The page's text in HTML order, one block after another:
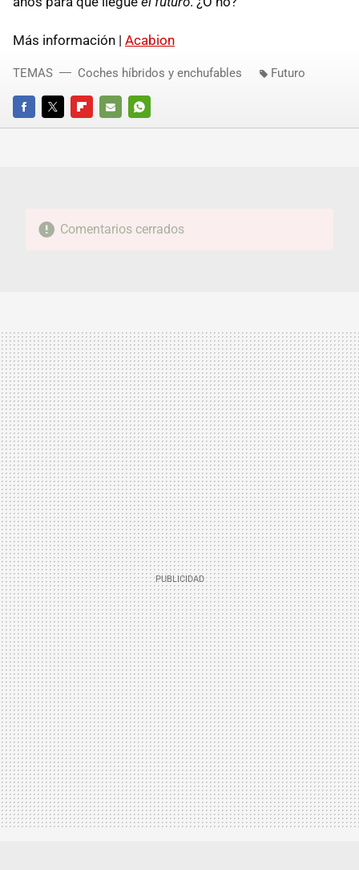
Más información | Acabion
FACEBOOKTWITTERFLIPBOARD
E-
WHATSAPP
TEMAS Coches híbridos y enchufables Futuro
Comentarios cerrados